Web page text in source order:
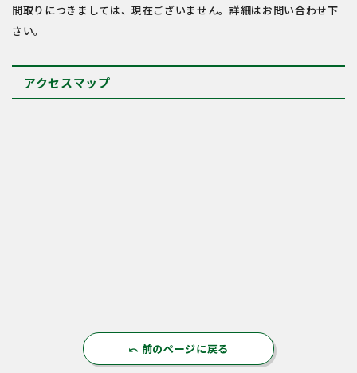
間取りにつきましては、現在ございません。詳細はお問い合わせ下
さい。
アクセスマップ
undo 前のページに戻る